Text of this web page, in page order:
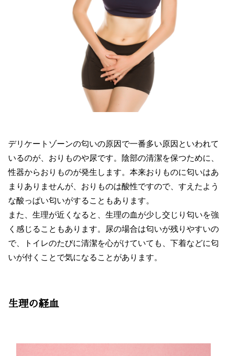
デリケートゾーンの匂いの原因で一番多い原因といわれて
いるのが、おりものや尿です。陰部の清潔を保つために、
性器からおりものが発生します。本来おりものに匂いはあ
まりありませんが、おりものは酸性ですので、すえたよう
な酸っぱい匂いがすることもあります。
また、生理が近くなると、生理の血が少し交じり匂いを強
く感じることもあります。尿の場合は匂いが残りやすいの
で、トイレのたびに清潔を心がけていても、下着などに匂
いが付くことで気になることがあります。
生理の経血